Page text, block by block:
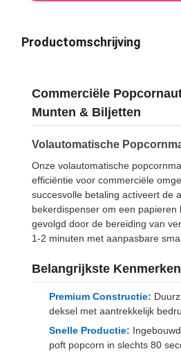
Productomschrijving
Commerciële
Munten & Biljetten
Volautomatische
Onze volautomatische
efficiëntie voor commerciële
succesvolle betaling activeert de
bekerdispenser om een papieren
gevolgd door de bereiding van
1-2 minuten met aanpasbare
Belangrijkste Kenmerken
Premium Constructie:
deksel met aantrekkelijk
Snelle Productie:
poft popcorn in slechts 80